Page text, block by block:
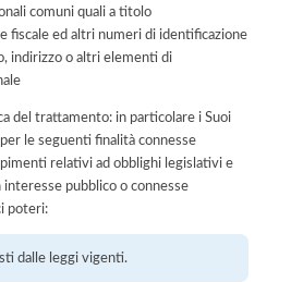
comuni quali a titolo
fiscale ed altri numeri di identificazione
indirizzo o altri elementi di
del trattamento: in particolare i Suoi
le seguenti finalità connesse
relativi ad obblighi legislativi e
interesse pubblico o connesse
poteri:
dalle leggi vigenti.